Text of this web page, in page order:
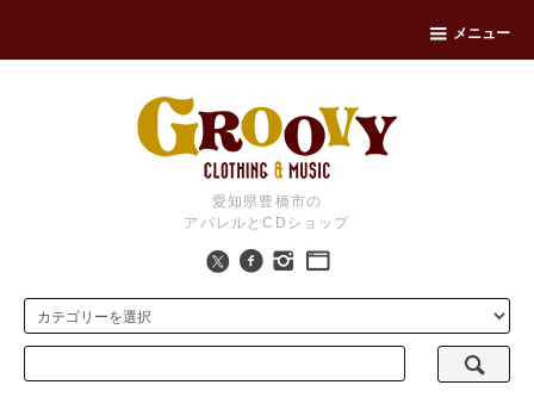
メニュー
愛知県豊橋市の
アパレルとCDショップ